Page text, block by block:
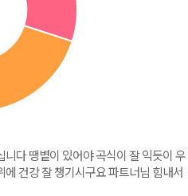
다 땡볕이 있어야 곡식이 잘 익듯이 우
건강 잘 챙기시구요 파트너님 힘내서